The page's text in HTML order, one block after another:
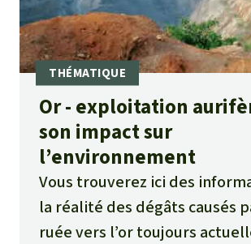
Or - exploitation
son impact sur
l’environnement
Vous trouverez ici des
la réalité des dégâts causés
ruée vers l’or toujours